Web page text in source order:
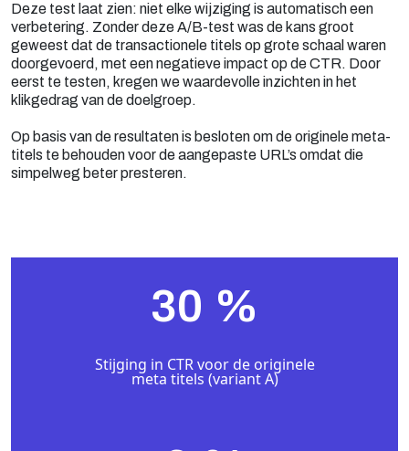
Deze test laat zien: niet elke wijziging is automatisch een
verbetering. Zonder deze A/B-test was de kans groot
geweest dat de transactionele titels op grote schaal waren
doorgevoerd, met een negatieve impact op de CTR. Door
eerst te testen, kregen we waardevolle inzichten in het
klikgedrag van de doelgroep.
Op basis van de resultaten is besloten om de originele meta-
titels te behouden voor de aangepaste URL’s omdat die
simpelweg beter presteren.
30 %
Stijging in CTR voor de originele
meta titels (variant A)